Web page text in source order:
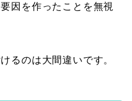
因を作ったことを無視
るのは大間違いです。